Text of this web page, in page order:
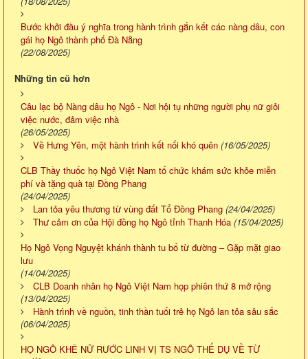
Bước khởi đầu ý nghĩa trong hành trình gắn kết các nàng dâu, con
gái họ Ngô thành phố Đà Nẵng
(22/08/2025)
Những tin cũ hơn
Câu lạc bộ Nàng dâu họ Ngô - Nơi hội tụ những người phụ nữ giỏi
việc nước, đảm việc nhà
(26/05/2025)
Về Hưng Yên, một hành trình kết nối khó quên (16/05/2025)
CLB Thầy thuốc họ Ngô Việt Nam tổ chức khám sức khỏe miễn
phí và tặng quà tại Đồng Phang
(24/04/2025)
Lan tỏa yêu thương từ vùng đất Tổ Đồng Phang (24/04/2025)
Thư cảm ơn của Hội đồng họ Ngô tỉnh Thanh Hóa (15/04/2025)
Họ Ngô Vọng Nguyệt khánh thành tu bổ từ đường – Gặp mặt giao
lưu
(14/04/2025)
CLB Doanh nhân họ Ngô Việt Nam họp phiên thứ 8 mở rộng
(13/04/2025)
Hành trình về nguồn, tinh thần tuổi trẻ họ Ngô lan tỏa sâu sắc
(06/04/2025)
HỌ NGÔ KHÊ NỮ RƯỚC LINH VỊ TS NGÔ THẾ DỤ VỀ TỪ